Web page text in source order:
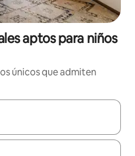
aptos para niños
únicos que admiten
disponibles, navega con las